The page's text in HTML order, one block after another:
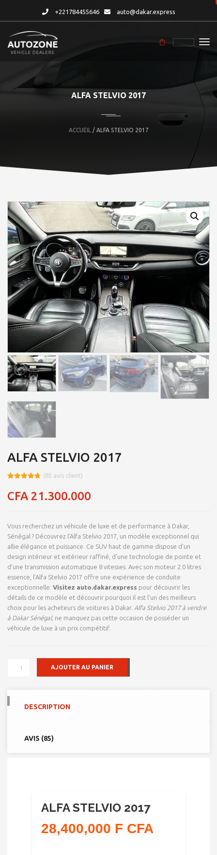
+221784455646 auto@dakar.express
ALFA STELVIO 2017
ACCUEIL / ALFA STELVIO 2017
ALFA STELVIO 2017
sur 5
basé sur
client
(85 avis client)
CFA 21.300.000
Vous recherchez un véhicule de luxe et de performance à Dakar,
Sénégal ? Découvrez l’Alfa Stelvio 2017, un modèle exceptionnel qui
allie élégance et puissance. Ce SUV haut de gamme dispose d’un
design intérieur et extérieur raffiné, d’une technologie de pointe et
d’une transmission automatique 8 vitesses. Avec son moteur 2.0 litres
essence, l’Alfa Stelvio 2017 offre une expérience de conduite
exceptionnelle. Visitez auto.dakar.express pour découvrir les
détails de ce modèle et découvrir pourquoi il est l’un des meilleurs
choix pour les acheteurs de voitures à Dakar. Alfa Stelvio 2017 à vendre
à Dakar Sénégal, ne manquez pas cette occasion de posséder un
véhicule de luxe à un prix compétitif.
QUANTITÉ
AJOUTER AU PANIER
DESCRIPTION
AVIS (85)
ALFA STELVIO 2017
28,400,000 F CFA